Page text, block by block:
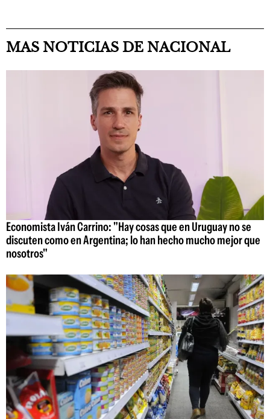
MAS NOTICIAS DE NACIONAL
Economista Iván Carrino: "Hay cosas que en Uruguay no se
discuten como en Argentina; lo han hecho mucho mejor que
nosotros"